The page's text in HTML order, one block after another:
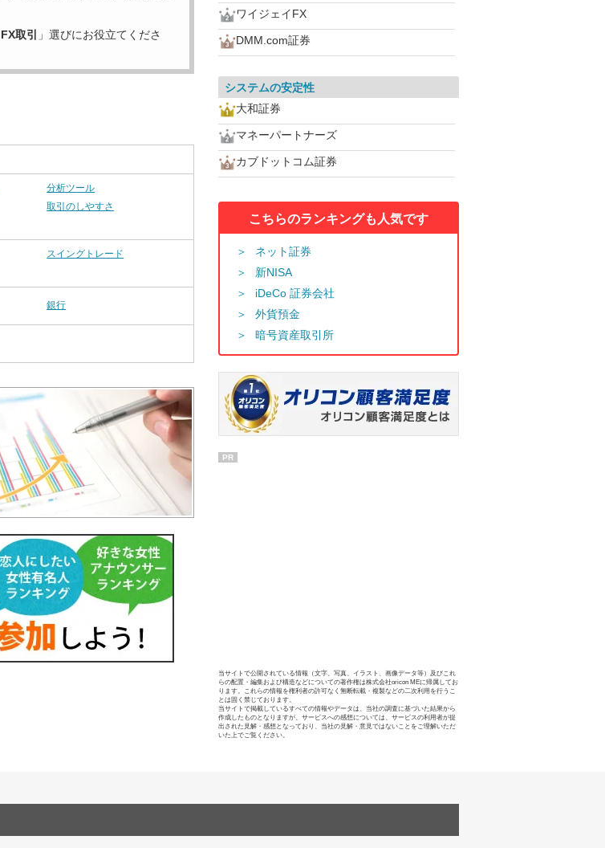
FX取引
」選びにお役立てくださ
分析ツール
取引のしやすさ
スイングトレード
銀行
ワイジェイFX
DMM.com証券
システムの安定性
大和証券
マネーパートナーズ
カブドットコム証券
こちらのランキングも人気です
ネット証券
新NISA
iDeCo 証券会社
外貨預金
暗号資産取引所
PR
当サイトで公開されている情報（文字、写真、イラスト、画像データ等）及びこれ
らの配置・編集および構造などについての著作権は株式会社oricon MEに帰属してお
ります。これらの情報を権利者の許可なく無断転載・複製などの二次利用を行うこ
とは固く禁じております。
当サイトで掲載しているすべての情報やデータは、当社の調査に基づいた結果から
作成したものとなりますが、サービスへの感想については、サービスの利用者が提
出された見解・感想となっており、当社の見解・意見ではないことをご理解いただ
いた上でご覧ください。